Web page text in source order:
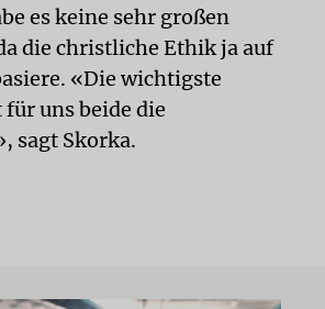
es keine sehr großen
die christliche Ethik ja auf
«Die wichtigste
uns beide die
sagt Skorka.